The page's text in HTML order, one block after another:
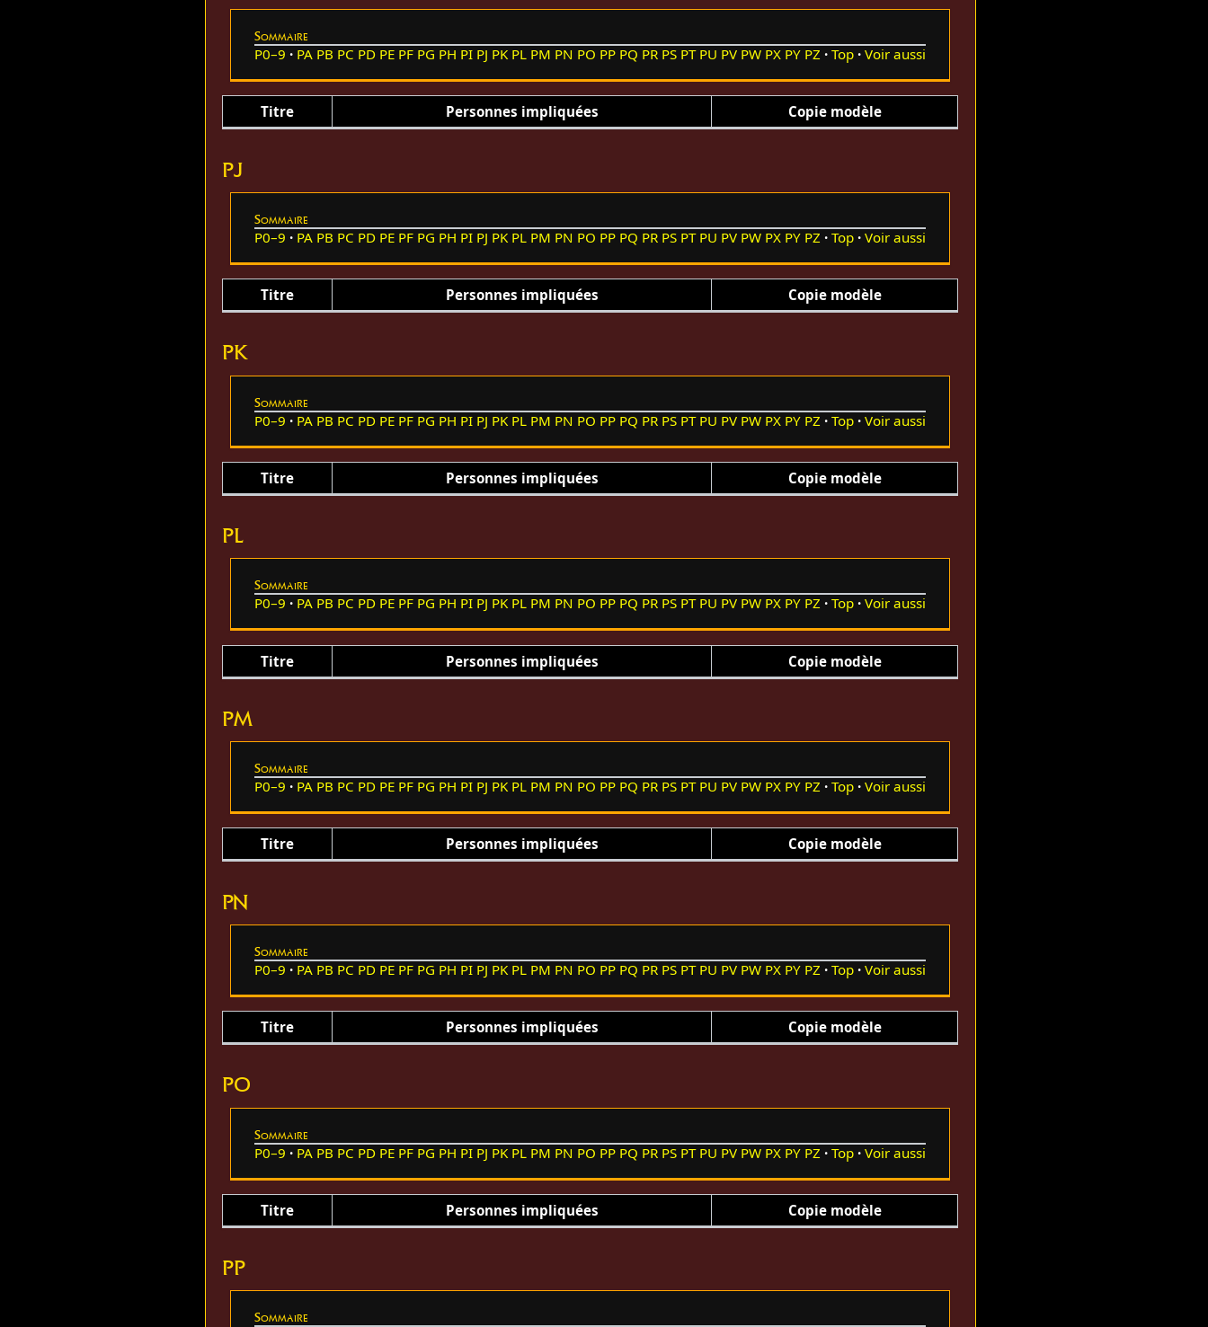
Sommaire
P0–9 PA PB PC PD PE PF PG PH PI PJ PK PL PM PN PO PP PQ PR PS PT PU PV PW PX PY PZ Top Voir aussi
Titre Personnes impliquées Copie modèle
PJ
Sommaire
P0–9 PA PB PC PD PE PF PG PH PI PJ PK PL PM PN PO PP PQ PR PS PT PU PV PW PX PY PZ Top Voir aussi
Titre Personnes impliquées Copie modèle
PK
Sommaire
P0–9 PA PB PC PD PE PF PG PH PI PJ PK PL PM PN PO PP PQ PR PS PT PU PV PW PX PY PZ Top Voir aussi
Titre Personnes impliquées Copie modèle
PL
Sommaire
P0–9 PA PB PC PD PE PF PG PH PI PJ PK PL PM PN PO PP PQ PR PS PT PU PV PW PX PY PZ Top Voir aussi
Titre Personnes impliquées Copie modèle
PM
Sommaire
P0–9 PA PB PC PD PE PF PG PH PI PJ PK PL PM PN PO PP PQ PR PS PT PU PV PW PX PY PZ Top Voir aussi
Titre Personnes impliquées Copie modèle
PN
Sommaire
P0–9 PA PB PC PD PE PF PG PH PI PJ PK PL PM PN PO PP PQ PR PS PT PU PV PW PX PY PZ Top Voir aussi
Titre Personnes impliquées Copie modèle
PO
Sommaire
P0–9 PA PB PC PD PE PF PG PH PI PJ PK PL PM PN PO PP PQ PR PS PT PU PV PW PX PY PZ Top Voir aussi
Titre Personnes impliquées Copie modèle
PP
Sommaire